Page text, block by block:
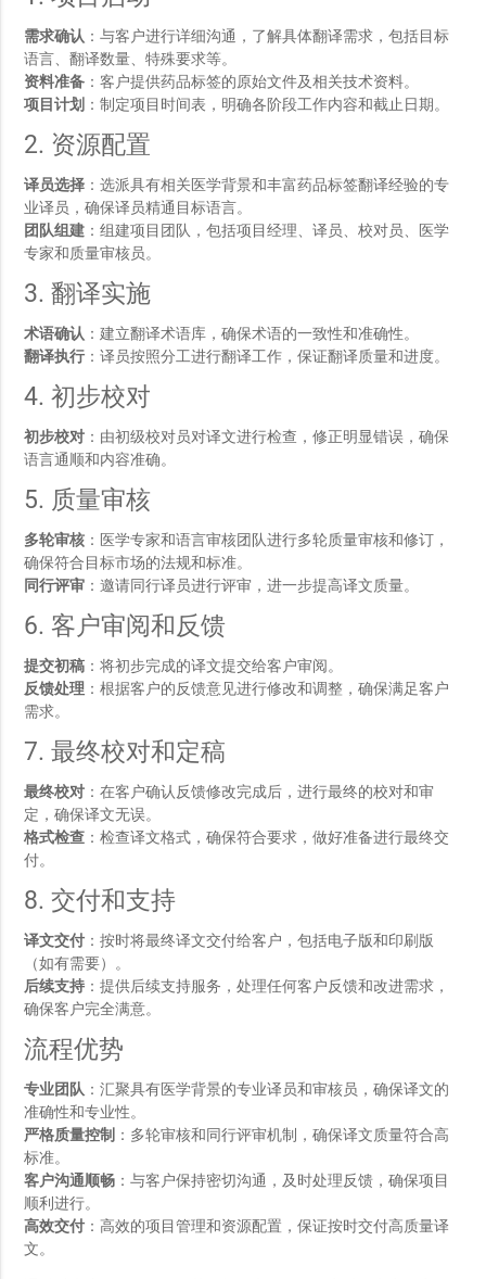
需求确认 ：与客户进行详细沟通，了解具体翻译需求，包括目标
语言、翻译数量、特殊要求等。
资料准备 ：客户提供药品标签的原始文件及相关技术资料。
项目计划 ：制定项目时间表，明确各阶段工作内容和截止日期。
2. 资源配置
译员选择 ：选派具有相关医学背景和丰富药品标签翻译经验的专
业译员，确保译员精通目标语言。
团队组建 ：组建项目团队，包括项目经理、译员、校对员、医学
专家和质量审核员。
3. 翻译实施
术语确认 ：建立翻译术语库，确保术语的一致性和准确性。
翻译执行 ：译员按照分工进行翻译工作，保证翻译质量和进度。
4. 初步校对
初步校对 ：由初级校对员对译文进行检查，修正明显错误，确保
语言通顺和内容准确。
5. 质量审核
多轮审核 ：医学专家和语言审核团队进行多轮质量审核和修订，
确保符合目标市场的法规和标准。
同行评审 ：邀请同行译员进行评审，进一步提高译文质量。
6. 客户审阅和反馈
提交初稿 ：将初步完成的译文提交给客户审阅。
反馈处理 ：根据客户的反馈意见进行修改和调整，确保满足客户
需求。
7. 最终校对和定稿
最终校对 ：在客户确认反馈修改完成后，进行最终的校对和审
定，确保译文无误。
格式检查 ：检查译文格式，确保符合要求，做好准备进行最终交
付。
8. 交付和支持
译文交付 ：按时将最终译文交付给客户，包括电子版和印刷版
（如有需要）。
后续支持 ：提供后续支持服务，处理任何客户反馈和改进需求，
确保客户完全满意。
流程优势
专业团队：汇聚具有医学背景的专业译员和审核员，确保译文的
准确性和专业性。
严格质量控制 ：多轮审核和同行评审机制，确保译文质量符合高
标准。
客户沟通顺畅 ：与客户保持密切沟通，及时处理反馈，确保项目
顺利进行。
高效交付 ：高效的项目管理和资源配置，保证按时交付高质量译
文。